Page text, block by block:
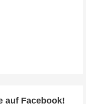
auf Facebook!